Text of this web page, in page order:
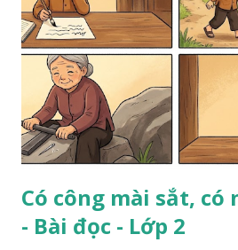
Có công mài sắt, có
- Bài đọc - Lớp 2